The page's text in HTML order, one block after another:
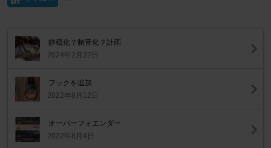
静穏化？制音化？計画
2024年2月22日
フックを追加
2022年8月12日
オーバーフォエンダー
2022年8月4日